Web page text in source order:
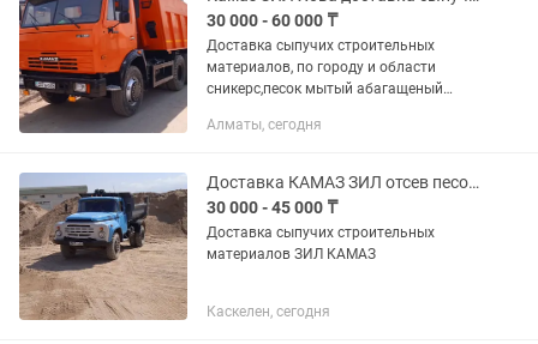
30 000 - 60 000 ₸
Доставка сыпучих строительных
материалов, по городу и области
сникерс,песок мытый абагащеный
фракции, отсев, пгс,шгс, балласт и т. Д.,
Алматы, сегодня
Доставка КАМАЗ ЗИЛ отсев песок сникерс балласт пгс щебень навоз чернозем
30 000 - 45 000 ₸
Доставка сыпучих строительных
материалов ЗИЛ КАМАЗ
Каскелен, сегодня